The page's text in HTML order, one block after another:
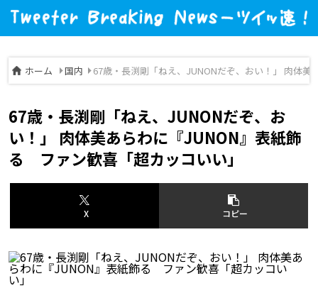
ホーム 国内 67歳・長渕剛「ねえ、JUNONだぞ、おい！」 肉体
67歳・長渕剛「ねえ、JUNONだぞ、お
い！」 肉体美あらわに『JUNON』表紙飾
る ファン歓喜「超カッコいい」
X コピー